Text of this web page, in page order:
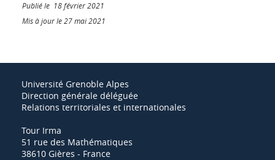
Publié le 18 février 2021
Mis à jour le 27 mai 2021
Université Grenoble Alpes
Direction générale déléguée
Relations territoriales et internationales
Tour Irma
51 rue des Mathématiques
38610 Gières - France